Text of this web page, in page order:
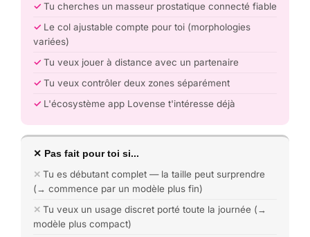
Tu cherches un masseur prostatique connecté fiable
Le col ajustable compte pour toi (morphologies
variées)
Tu veux jouer à distance avec un partenaire
Tu veux contrôler deux zones séparément
L'écosystème app Lovense t'intéresse déjà
✕ Pas fait pour toi si...
Tu es débutant complet — la taille peut surprendre
(→ commence par un modèle plus fin)
Tu veux un usage discret porté toute la journée (→
modèle plus compact)